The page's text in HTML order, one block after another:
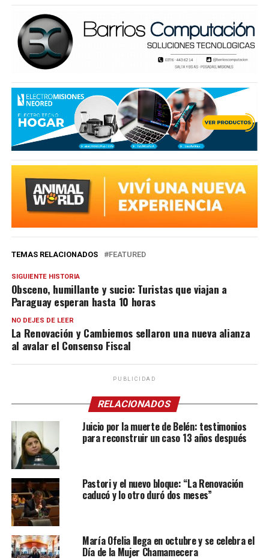
TEMAS RELACIONADOS FEATURED
SIGUIENTE HISTORIA
Obsceno, humillante y sucio: Turistas que viajan a
Paraguay esperan hasta 10 horas
NO DEJES DE LEER
La Renovación y Cambiemos sellaron una nueva alianza
al avalar el Consenso Fiscal
PUBLICIDAD
RELACIONADOS
Juicio por la muerte de Belén: testimonios
para reconstruir un caso 13 años después
Pastori y el nuevo bloque: “La Renovación
caducó y lo otro duró dos meses”
María Ofelia llega en octubre y se celebra el
Día de la Mujer Chamamecera